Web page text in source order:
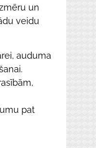
un
veidu
auduma
pat